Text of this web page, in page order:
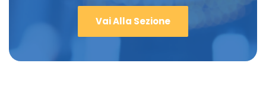
Vai Alla Sezione